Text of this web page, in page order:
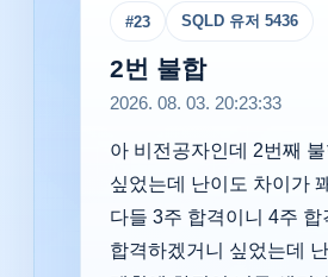
#23 SQLD 유저 5436
2번 불합
2026. 08. 03. 20:23:33
아 비전공자인데 2번째
싶었는데 난이도 차이가
다들 3주 합격이니 4주
합격하겠거니 싶었는데